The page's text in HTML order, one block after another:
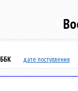
ББК дате поступления